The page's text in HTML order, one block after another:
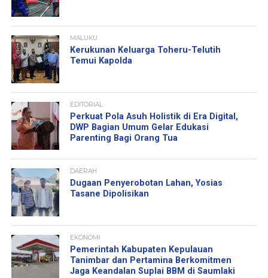
MALUKU
Kerukunan Keluarga Toheru-Telutih
Temui Kapolda
EDITORIAL
Perkuat Pola Asuh Holistik di Era Digital,
DWP Bagian Umum Gelar Edukasi
Parenting Bagi Orang Tua
DAERAH
Dugaan Penyerobotan Lahan, Yosias
Tasane Dipolisikan
EKONOMI
Pemerintah Kabupaten Kepulauan
Tanimbar dan Pertamina Berkomitmen
Jaga Keandalan Suplai BBM di Saumlaki